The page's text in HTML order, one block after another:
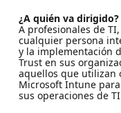
¿A quién va dirigido?
A profesionales de
cualquier persona
y la implementación
Trust en sus
aquellos que utilizan
Microsoft Intune
sus operaciones de